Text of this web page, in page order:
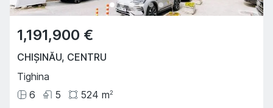
1,191,900 €
CHIȘINĂU, CENTRU
Tighina
6
5 524 m2